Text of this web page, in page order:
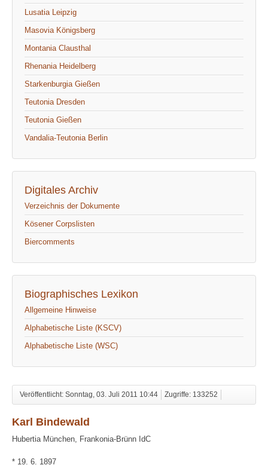
Lusatia Leipzig
Masovia Königsberg
Montania Clausthal
Rhenania Heidelberg
Starkenburgia Gießen
Teutonia Dresden
Teutonia Gießen
Vandalia-Teutonia Berlin
Digitales Archiv
Verzeichnis der Dokumente
Kösener Corpslisten
Biercomments
Biographisches Lexikon
Allgemeine Hinweise
Alphabetische Liste (KSCV)
Alphabetische Liste (WSC)
Veröffentlicht: Sonntag, 03. Juli 2011 10:44 Zugriffe: 133252
Karl Bindewald
Hubertia München, Frankonia-Brünn IdC
* 19. 6. 1897